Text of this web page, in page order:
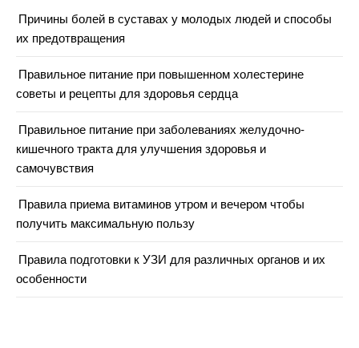
Причины болей в суставах у молодых людей и способы
их предотвращения
Правильное питание при повышенном холестерине
советы и рецепты для здоровья сердца
Правильное питание при заболеваниях желудочно-
кишечного тракта для улучшения здоровья и
самочувствия
Правила приема витаминов утром и вечером чтобы
получить максимальную пользу
Правила подготовки к УЗИ для различных органов и их
особенности